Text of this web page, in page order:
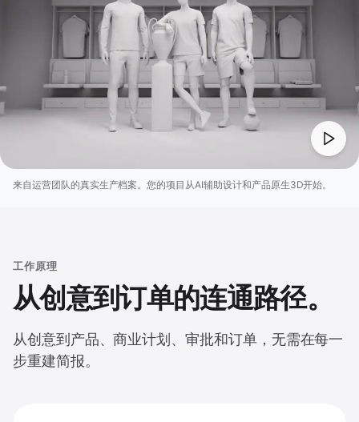
来自运营团队的真实生产档案。您的项目从AI辅助设计和产品原生3D开始。
工作原理
从创意到订单的连通路径。
从创意到产品、商业计划、审批和订单，无需在每一
步重建简报。